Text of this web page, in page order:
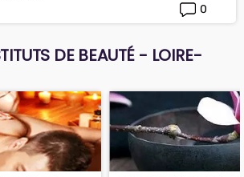
0
DE BEAUTÉ - LOIRE-